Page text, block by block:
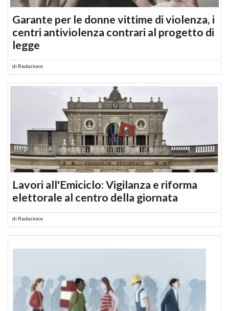
Garante per le donne vittime di violenza, i
centri antiviolenza contrari al progetto di
legge
di Redazione
Lavori all'Emiciclo: Vigilanza e riforma
elettorale al centro della giornata
di Redazione